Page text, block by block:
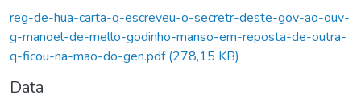
reg-de-hua-carta-q-escreveu-o-secretr-deste-gov-ao-ouv-
g-manoel-de-mello-godinho-manso-em-reposta-de-outra-
q-ficou-na-mao-do-gen.pdf(278,15 KB)
Data